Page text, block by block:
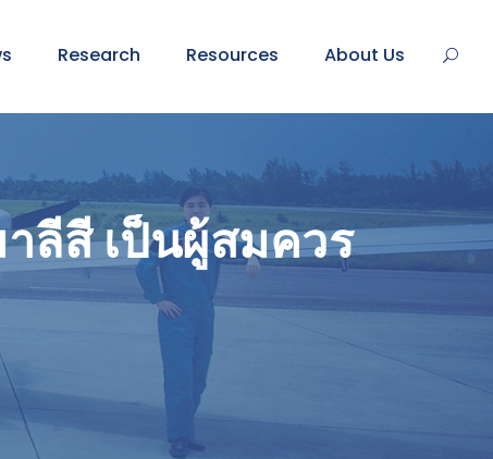
Research Resources About Us
ลีสี เป็นผู้สมควร